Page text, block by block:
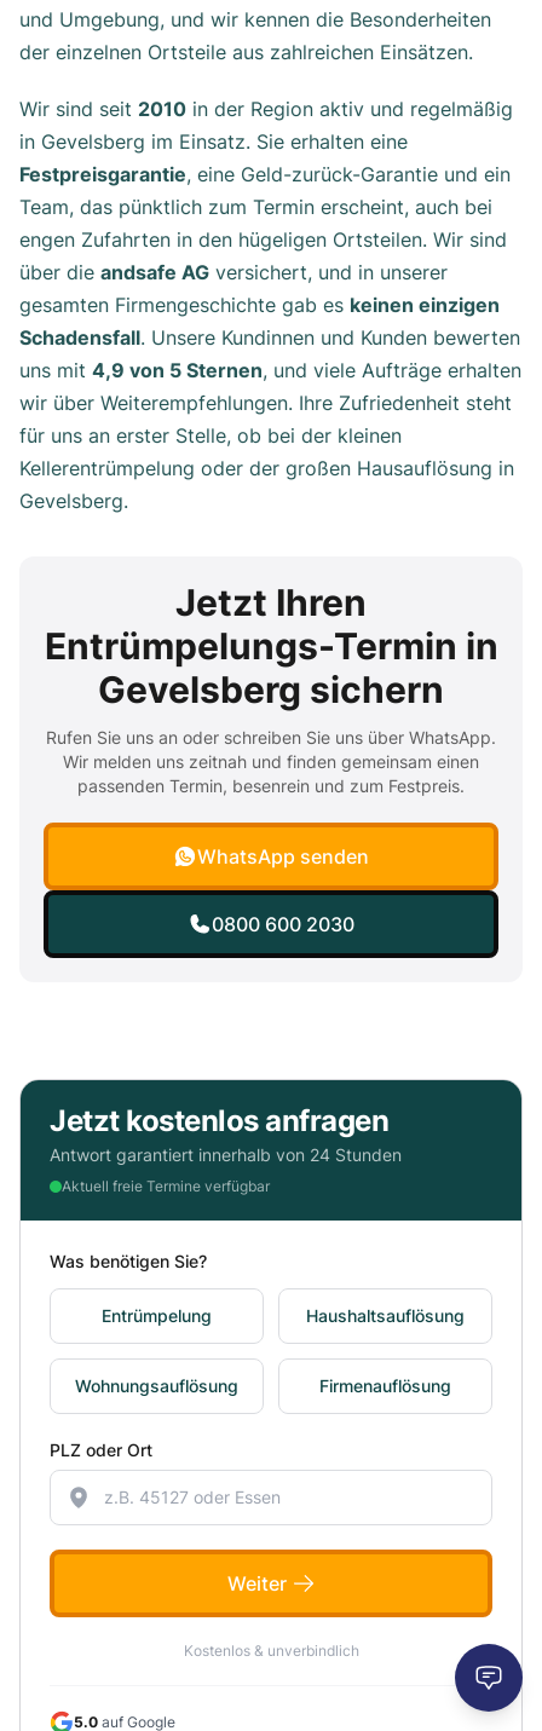
und Umgebung, und wir kennen die Besonderheiten
der einzelnen Ortsteile aus zahlreichen Einsätzen.
Wir sind seit 2010 in der Region aktiv und regelmäßig
in Gevelsberg im Einsatz. Sie erhalten eine
Festpreisgarantie, eine Geld-zurück-Garantie und ein
Team, das pünktlich zum Termin erscheint, auch bei
engen Zufahrten in den hügeligen Ortsteilen. Wir sind
über die andsafe AG versichert, und in unserer
gesamten Firmengeschichte gab es keinen einzigen
Schadensfall. Unsere Kundinnen und Kunden bewerten
uns mit 4,9 von 5 Sternen, und viele Aufträge erhalten
wir über Weiterempfehlungen. Ihre Zufriedenheit steht
für uns an erster Stelle, ob bei der kleinen
Kellerentrümpelung oder der großen Hausauflösung in
Gevelsberg.
Jetzt Ihren
Entrümpelungs-Termin in
Gevelsberg sichern
Rufen Sie uns an oder schreiben Sie uns über WhatsApp.
Wir melden uns zeitnah und finden gemeinsam einen
passenden Termin, besenrein und zum Festpreis.
WhatsApp senden
0800 600 2030
Jetzt kostenlos anfragen
Antwort garantiert innerhalb von 24 Stunden
Aktuell freie Termine verfügbar
Was benötigen Sie?
Entrümpelung Haushaltsauflösung
Wohnungsauflösung Firmenauflösung
PLZ oder Ort
Weiter
Kostenlos & unverbindlich
5.0 auf Google